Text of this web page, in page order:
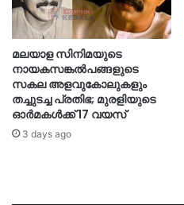
മലയാള സിനിമയുടെ
നായകസങ്കല്‍പങ്ങളുടെ
സകല അളവുകോലുകളും
തച്ചുടച്ച പ്രതിഭ; മുരളിയുടെ
ഓര്‍മകള്‍ക്ക് 17 വയസ്
3 days ago